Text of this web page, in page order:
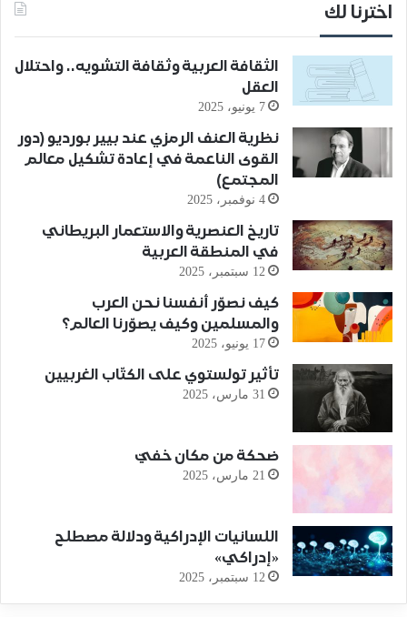
اخترنا لك
الثقافة العربية وثقافة التشويه.. واحتلال
العقل
7 يونيو، 2025
نظرية العنف الرمزي عند بيير بورديو (دور
القوى الناعمة في إعادة تشكيل معالم
المجتمع)
4 نوفمبر، 2025
تاريخ العنصرية والاستعمار البريطاني
في المنطقة العربية
12 سبتمبر، 2025
كيف نصوّر أنفسنا نحن العرب
والمسلمين وكيف يصوّرنا العالم؟
17 يونيو، 2025
تأثير تولستوي على الكتّاب الغربيين
31 مارس، 2025
ضحكة من مكان خفيّ
21 مارس، 2025
اللسانيات الإدراكية ودلالة مصطلح
«إدراكي»
12 سبتمبر، 2025